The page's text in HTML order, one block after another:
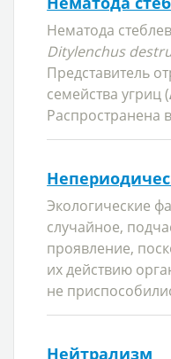
Нематода
Ditylenchus
Представитель
семейства угриц (
Распространена
Экологические
случайное,
проявление,
их действию
не
Нейтрализм